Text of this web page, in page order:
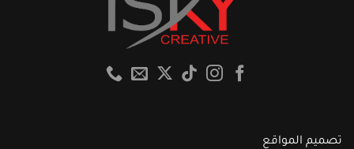
تصميم المواقع